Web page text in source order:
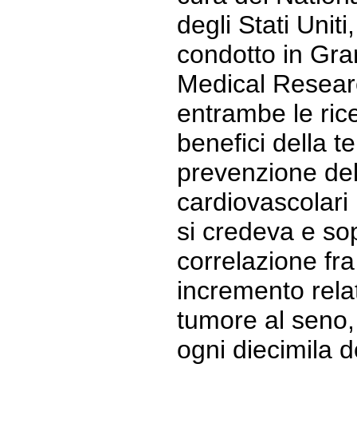
degli Stati
condotto in
Medical
entrambe le
benefici della
prevenzione
si credeva e
correlazione
incremento
tumore al
ogni diecimila